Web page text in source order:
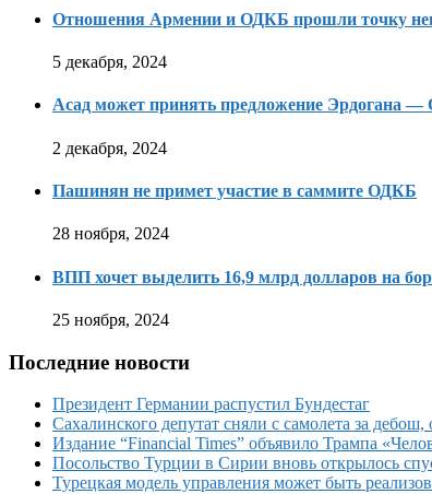
Отношения Армении и ОДКБ прошли точку
5 декабря, 2024
Асад может принять предложение Эрдогана
2 декабря, 2024
Пашинян не примет участие в саммите ОДКБ
28 ноября, 2024
ВПП хочет выделить 16,9 млрд долларов на
25 ноября, 2024
Последние новости
Президент Германии распустил Бундестаг
Сахалинского депутат сняли с самолета за дебош,
Издание “Financial Times” объявило Трампа
Посольство Турции в Сирии вновь открылось
Турецкая модель управления может быть